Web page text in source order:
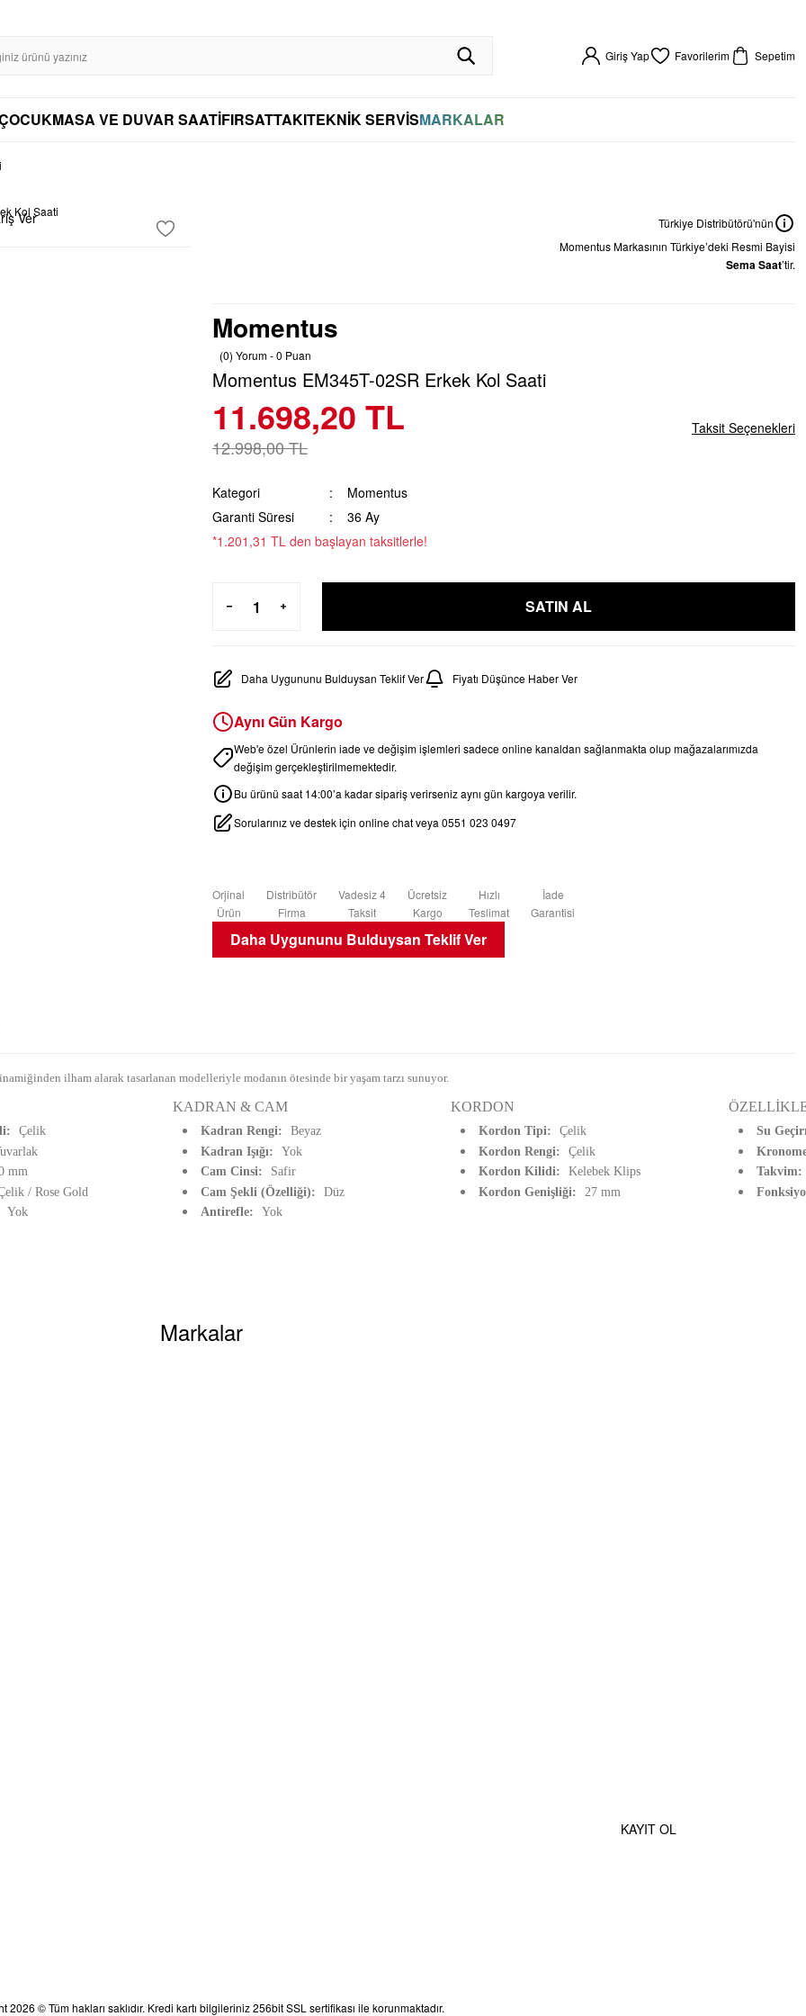
Giriş Yap
Favorilerim Sepetim
MASA VE DUVAR SAATİFIRSATTAKITEKNİK SERVİSMARKALAR
Ver
Türkiye Distribütörü'nün
MomentusMarkasının Türkiye’deki Resmi Bayisi
Sema Saat’tir.
Momentus
(0) Yorum - 0 Puan
Momentus EM345T-02SR Erkek Kol Saati
11.698,20 TL
12.998,00 TL
Taksit Seçenekleri
Kategori
Momentus
Garanti Süresi
36 Ay
*1.201,31 TL den başlayan taksitlerle!
SATIN AL
Daha Uygununu Bulduysan Teklif Ver Fiyatı Düşünce Haber Ver
Aynı Gün Kargo
Web'e özel Ürünlerin iade ve değişim işlemleri sadece online kanaldan sağlanmakta olup mağazalarımızda
değişim gerçekleştirilmemektedir.
Bu ürünü saat 14:00’a kadar sipariş verirseniz aynı gün kargoya verilir.
Sorularınız ve destek için online chat veya 0551 023 0497
Orjinal
Ürün
Distribütör
Firma
Vadesiz 4
Taksit
Ücretsiz
Kargo
Hızlı
Teslimat
İade
Garantisi
Daha Uygununu Bulduysan Teklif Ver
ilham alarak tasarlanan modelleriyle modanın ötesinde bir yaşam tarzı sunuyor.
Çelik
mm
/ Rose Gold
Yok
KADRAN & CAM
Kadran Rengi:
Beyaz
Kadran Işığı:
Yok
Cam Cinsi:
Safir
Cam Şekli (Özelliği):
Düz
Antirefle:
Yok
KORDON
Kordon Tipi:
Çelik
Kordon Rengi:
Çelik
Kordon Kilidi:
Kelebek Klips
Kordon Genişliği:
27 mm
Su
Takvim:
Markalar
KAYIT OL
2026 © Tüm hakları saklıdır. Kredi kartı bilgileriniz 256bit SSL sertifikası ile korunmaktadır.